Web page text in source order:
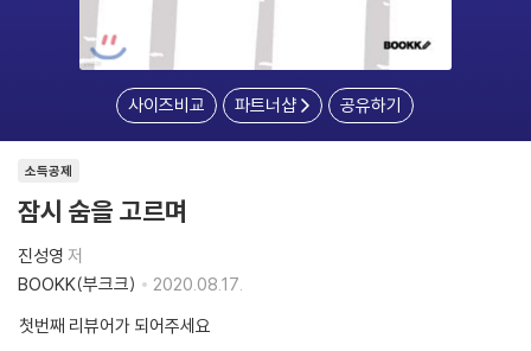
사이즈비교 파트너샵 공유하기
소득공제
잠시 숨을 고르며
진성영 저
BOOKK(부크크)
2020.08.17.
첫번째 리뷰어가 되어주세요